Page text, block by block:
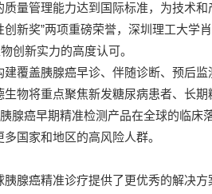
量管理能力达到国际标准，为技术
新奖”两项重磅荣誉，深圳理工大学
创新实力的高度认可。
覆盖胰腺癌早诊、伴随诊断、预后
物将重点聚焦新发糖尿病患者、长
腺癌早期精准检测产品在全球的临床
国家和地区的高风险人群。
腺癌精准诊疗提供了更优秀的解决